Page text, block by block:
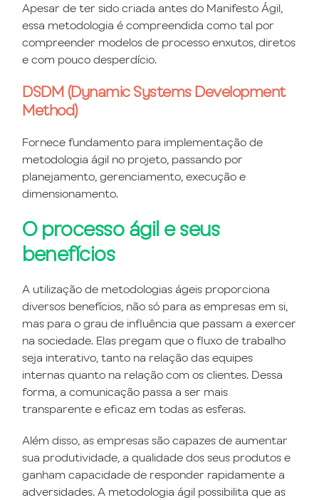
Apesar de ter sido criada antes do Manifesto Ágil,
essa metodologia é compreendida como tal por
compreender modelos de processo enxutos, diretos
e com pouco desperdício.
DSDM (Dynamic Systems Development
Method)
Fornece fundamento para implementação de
metodologia ágil no projeto, passando por
planejamento, gerenciamento, execução e
dimensionamento.
O processo ágil e seus
benefícios
A utilização de metodologias ágeis proporciona
diversos benefícios, não só para as empresas em si,
mas para o grau de influência que passam a exercer
na sociedade. Elas pregam que o fluxo de trabalho
seja interativo, tanto na relação das equipes
internas quanto na relação com os clientes. Dessa
forma, a comunicação passa a ser mais
transparente e eficaz em todas as esferas.
Além disso, as empresas são capazes de aumentar
sua produtividade, a qualidade dos seus produtos e
ganham capacidade de responder rapidamente a
adversidades. A metodologia ágil possibilita que as